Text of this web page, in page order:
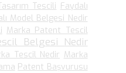
Tescili Faydalı
Model Belgesi Nedir
Marka Patent Tescil
Belgesi Nedir
Tescil Nedir Marka
Patent Başvurusu